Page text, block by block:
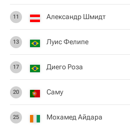
11 Александр Шмидт
13 Луис Фелипе
17 Диего Роза
20 Саму
25 Мохамед Айдара